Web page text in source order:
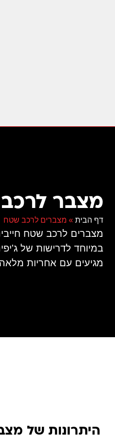
מצבר
דף הבית » מצברים לרכב שטח
מצברים לרכב שטח
מגיעים עם אחריות
היתרונות של